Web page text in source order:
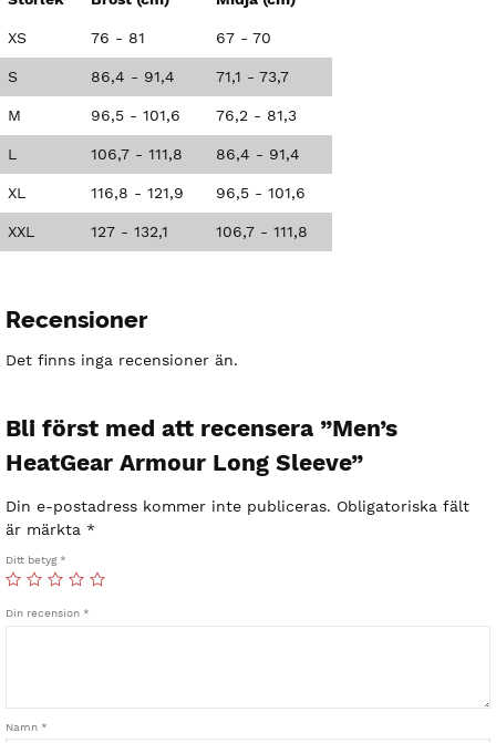
XS 76 - 81 67 - 70
S 86,4 - 91,4 71,1 - 73,7
M 96,5 - 101,6 76,2 - 81,3
L 106,7 - 111,8 86,4 - 91,4
XL 116,8 - 121,9 96,5 - 101,6
XXL 127 - 132,1 106,7 - 111,8
Recensioner
Det finns inga recensioner än.
Bli först med att recensera ”Men’s
HeatGear Armour Long Sleeve”
Din e-postadress kommer inte publiceras. Obligatoriska fält
är märkta*
Ditt betyg*
Din recension*
Namn*